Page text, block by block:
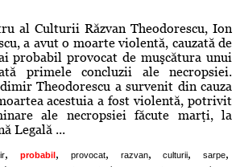
al Culturii Răzvan Theodorescu, Ion
a avut o moarte violentă, cauzată de
probabil provocat de muşcătura unui
primele concluzii ale necropsiei.
Theodorescu a survenit din cauza
acestuia a fost violentă, potrivit
ale necropsiei făcute marţi, la
Legală ...
, probabil , provocat, razvan, culturii, sarpe,